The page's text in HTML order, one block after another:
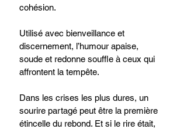
cohésion.
Utilisé avec bienveillance et
discernement, l’humour apaise,
soude et redonne souffle à ceux qui
affrontent la tempête.
Dans les crises les plus dures, un
sourire partagé peut être la première
étincelle du rebond. Et si le rire était,